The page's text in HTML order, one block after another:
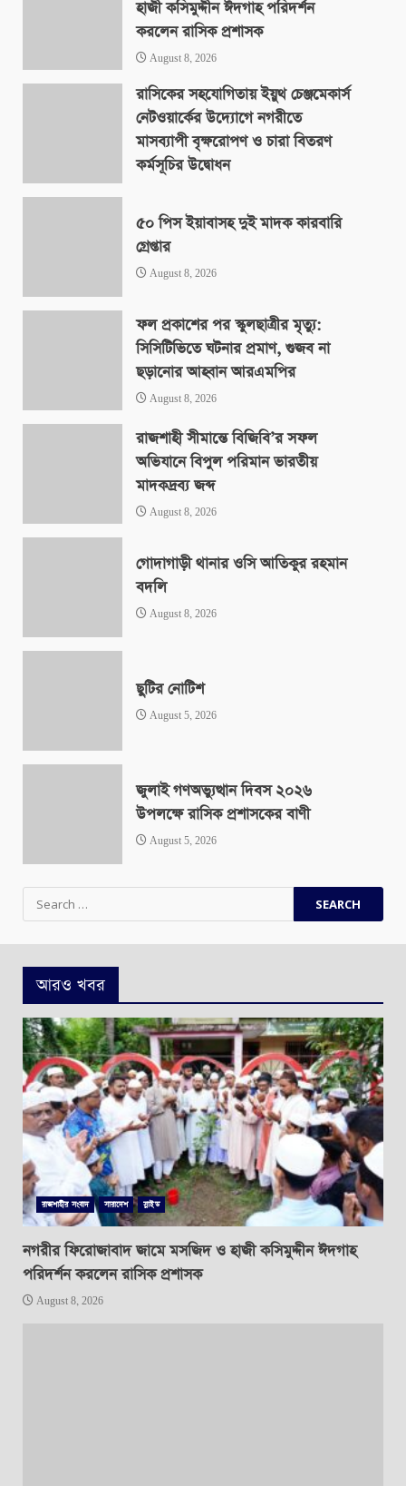
হাজী কসিমুদ্দীন ঈদগাহ পরিদর্শন
করলেন রাসিক প্রশাসক
August 8, 2026
রাসিকের সহযোগিতায় ইয়ুথ চেঞ্জমেকার্স
নেটওয়ার্কের উদ্যোগে নগরীতে
মাসব্যাপী বৃক্ষরোপণ ও চারা বিতরণ
কর্মসূচির উদ্বোধন
৫০ পিস ইয়াবাসহ দুই মাদক কারবারি
গ্রেপ্তার
August 8, 2026
ফল প্রকাশের পর স্কুলছাত্রীর মৃত্যু:
সিসিটিভিতে ঘটনার প্রমাণ, গুজব না
ছড়ানোর আহ্বান আরএমপির
August 8, 2026
রাজশাহী সীমান্তে বিজিবি’র সফল
অভিযানে বিপুল পরিমান ভারতীয়
মাদকদ্রব্য জব্দ
August 8, 2026
গোদাগাড়ী থানার ওসি আতিকুর রহমান
বদলি
August 8, 2026
ছুটির নোটিশ
August 5, 2026
জুলাই গণঅভ্যুত্থান দিবস ২০২৬
উপলক্ষে রাসিক প্রশাসকের বাণী
August 5, 2026
Search
for:
আরও খবর
রাজশাহীর সংবাদ সারাদেশ স্লাইড
নগরীর ফিরোজাবাদ জামে মসজিদ ও হাজী কসিমুদ্দীন ঈদগাহ
পরিদর্শন করলেন রাসিক প্রশাসক
August 8, 2026